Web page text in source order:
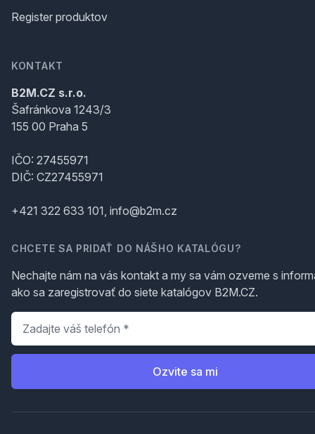
Register produktov
KONTAKT
B2M.CZ s.r.o.
Šafránkova 1243/3
155 00 Praha 5
IČO: 27455971
DIČ: CZ27455971
+421 322 633 101, info@b2m.cz
CHCETE SA PRIDAŤ DO NÁŠHO KATALÓGU?
Nechajte nám na vás kontakt a my sa vám ozveme s
ako sa zaregistrovať do siete katalógov B2M.CZ.
Telefón
Ozvite sa mi